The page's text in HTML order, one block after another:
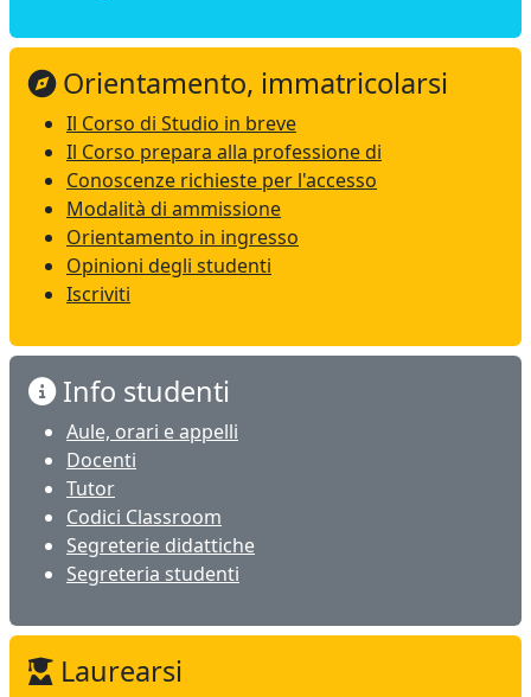
Orientamento, immatricolarsi
Il Corso di Studio in breve
Il Corso prepara alla professione di
Conoscenze richieste per l'accesso
Modalità di ammissione
Orientamento in ingresso
Opinioni degli studenti
Iscriviti
Info studenti
Aule, orari e appelli
Docenti
Tutor
Codici Classroom
Segreterie didattiche
Segreteria studenti
Laurearsi